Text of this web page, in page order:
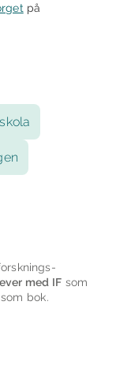
på
med IF som
bok.